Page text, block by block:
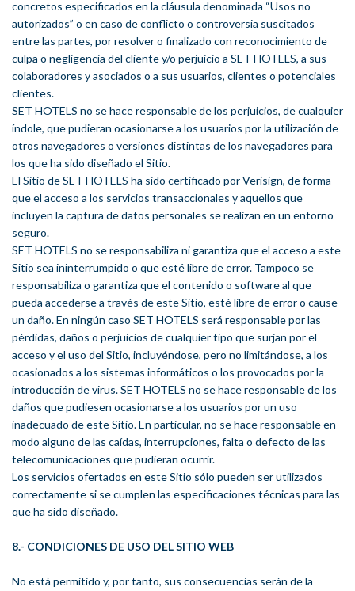
concretos especificados en la cláusula denominada “Usos no
autorizados” o en caso de conflicto o controversia suscitados
entre las partes, por resolver o finalizado con reconocimiento de
culpa o negligencia del cliente y/o perjuicio a SET HOTELS, a sus
colaboradores y asociados o a sus usuarios, clientes o potenciales
clientes.
SET HOTELS no se hace responsable de los perjuicios, de cualquier
índole, que pudieran ocasionarse a los usuarios por la utilización de
otros navegadores o versiones distintas de los navegadores para
los que ha sido diseñado el Sitio.
El Sitio de SET HOTELS ha sido certificado porVerisign, de forma
que el acceso a los servicios transaccionales y aquellos que
incluyen la captura de datos personales se realizan en un entorno
seguro.
SET HOTELS no se responsabiliza ni garantiza que el acceso a este
Sitio sea ininterrumpido o que esté libre de error. Tampoco se
responsabiliza o garantiza que el contenido o software al que
pueda accederse a través de este Sitio, esté libre de error o cause
un daño. En ningún caso SET HOTELS será responsable por las
pérdidas, daños o perjuicios de cualquier tipo que surjan por el
acceso y el uso del Sitio, incluyéndose, pero no limitándose, a los
ocasionados a los sistemas informáticos o los provocados por la
introducción de virus. SET HOTELS no se hace responsable de los
daños que pudiesen ocasionarse a los usuarios por un uso
inadecuado de este Sitio. En particular, no se hace responsable en
modo alguno de las caídas, interrupciones, falta o defecto de las
telecomunicaciones que pudieran ocurrir.
Los servicios ofertados en este Sitio sólo pueden ser utilizados
correctamente si se cumplen las especificaciones técnicas para las
que ha sido diseñado.
8.- CONDICIONES DE USO DEL SITIO WEB
No está permitido y, por tanto, sus consecuencias serán de la